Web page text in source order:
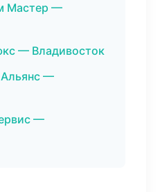
Мастер —
— Владивосток
—
—